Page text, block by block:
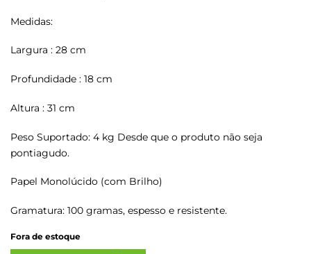
Medidas:
Largura : 28 cm
Profundidade : 18 cm
Altura : 31 cm
Peso Suportado: 4 kg Desde que o produto não seja
pontiagudo.
Papel Monolúcido (com Brilho)
Gramatura: 100 gramas, espesso e resistente.
Fora de estoque